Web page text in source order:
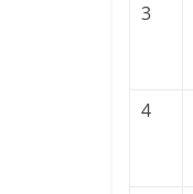
3
4